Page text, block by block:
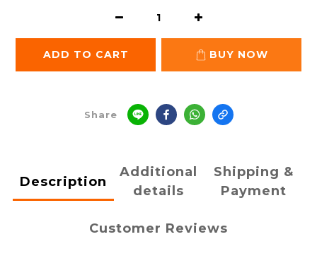
ADD TO CART BUY NOW
Share
Description
Additional
details
Shipping &
Payment
Customer Reviews